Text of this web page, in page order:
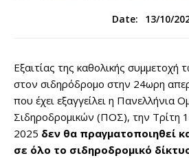
Date: 13/10/
Εξαιτίας της καθολικής συμμετοχή
στον σιδηρόδρομο στην 24ωρη
που έχει εξαγγείλει η Πανελλήνια
Σιδηροδρομικών (ΠΟΣ), την Τρίτη
2025 δεν θα πραγματοποιηθεί
σε όλο το σιδηροδρομικό